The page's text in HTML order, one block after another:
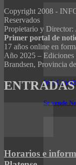
Se vende
Copyright 2008 -
Reservados
Propietario y
Primer portal de
17 años online en
Año 2025 – Ediciones
Brandsen, Provincia
Horarios e